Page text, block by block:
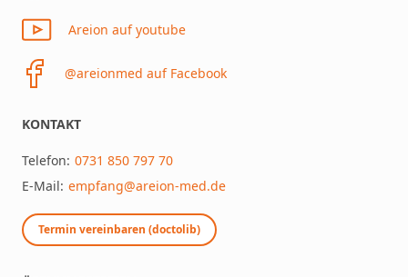
Areion auf youtube
@areionmed auf Facebook
KONTAKT
Telefon: 0731 850 797 70
E-Mail: empfang@areion-med.de
Termin vereinbaren (doctolib)